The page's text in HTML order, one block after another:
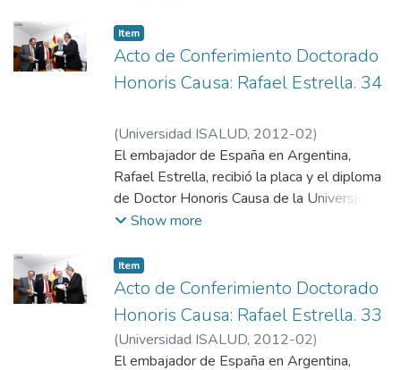
presidente de la Fundación ISALUD, Mario
González Astorquiza; y del vicerrector
Eugenio Zanarini.
Item
Acto de Conferimiento Doctorado
Honoris Causa: Rafael Estrella. 34
(Universidad ISALUD, 2012-02)
Departamento de Comunicación,
Universidad ISALUD
El embajador de España en Argentina,
Rafael Estrella, recibió la placa y el diploma
de Doctor Honoris Causa de la Universidad
de manos del rector honorario y embajador
presidente de la Fundación ISALUD, Mario
González Astorquiza; y del vicerrector
Eugenio Zanarini.
Show more
Item
Acto de Conferimiento Doctorado
Honoris Causa: Rafael Estrella. 33
(Universidad ISALUD, 2012-02)
Departamento de Comunicación,
El embajador de España en Argentina,